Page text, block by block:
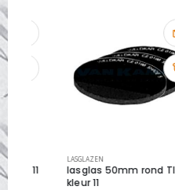
LASGLAZEN
lasglas 50mm rond TIG